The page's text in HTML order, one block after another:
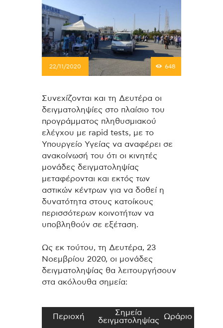
22/11/2020 648
Συνεχίζονται και τη Δευτέρα οι
δειγματοληψίες στο πλαίσιο του
προγράμματος πληθυσμιακού
ελέγχου με rapid tests, με το
Υπουργείο Υγείας να αναφέρει σε
ανακοίνωσή του ότι οι κινητές
μονάδες δειγματοληψίας
μεταφέρονται και εκτός των
αστικών κέντρων για να δοθεί η
δυνατότητα στους κατοίκους
περισσότερων κοινοτήτων να
υποβληθούν σε εξέταση.
Ως εκ τούτου, τη Δευτέρα, 23
Νοεμβρίου 2020, οι μονάδες
δειγματοληψίας θα λειτουργήσουν
στα ακόλουθα σημεία:
Περιοχή
Σημεία
δειγματοληψίας
Ωράριο